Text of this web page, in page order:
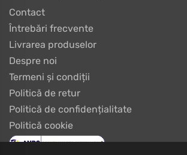
Contact
Întrebări frecvente
Livrarea produselor
Despre noi
Termeni și condiții
Politică de retur
Politică de confidențialitate
Politică cookie